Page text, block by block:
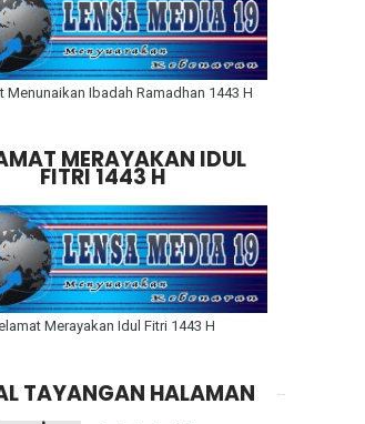
Menunaikan Ibadah Ramadhan 1443 H
MERAYAKAN IDUL
FITRI 1443 H
Merayakan Idul Fitri 1443 H
TAYANGAN HALAMAN